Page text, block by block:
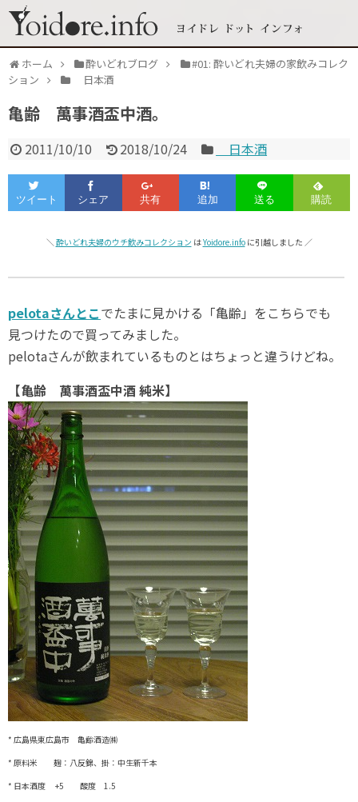
ホーム 酔いどれブログ
#01: 酔いどれ夫婦の家飲みコレク
ション
日本酒
亀齢 萬事酒盃中酒。
2011/10/10 2018/10/24 日本酒
＼ 酔いどれ夫婦のウチ飲みコレクション はYoidore.infoに引越しました ／
pelotaさんとこでたまに見かける「亀齢」をこちらでも
見つけたので買ってみました。
pelotaさんが飲まれているものとはちょっと違うけどね。
【亀齢 萬事酒盃中酒 純米】
* 広島県東広島市 亀齢酒造㈱
* 原料米 麹：八反錦、掛：中生新千本
* 日本酒度 +5 酸度 1.5